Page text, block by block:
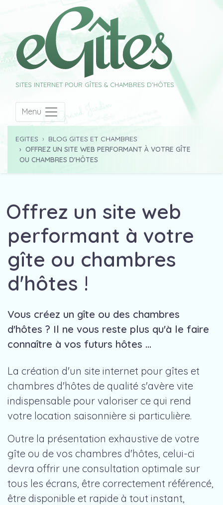
SITES INTERNET POUR GÎTES & CHAMBRES D'HÔTES
Menu
EGITES
BLOG GITES ET CHAMBRES
OFFREZ UN SITE WEB PERFORMANT À VOTRE GÎTE
OU CHAMBRES D'HÔTES
Offrez un site web
performant à votre
gîte ou chambres
d'hôtes !
Vous créez un gîte ou des chambres
d'hôtes ? Il ne vous reste plus qu'à le faire
connaître à vos futurs hôtes ...
La création d'un site internet pour gîtes et
chambres d'hôtes de qualité s'avère vite
indispensable pour valoriser ce qui rend
votre location saisonnière si particulière.
Outre la présentation exhaustive de votre
gîte ou de vos chambres d'hôtes, celui-ci
devra offrir une consultation optimale sur
tous les écrans, être correctement référencé,
être disponible et rapide à tout instant,